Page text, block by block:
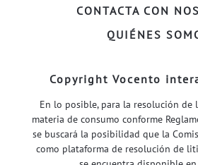
CONTACTA CON
QUIÉNES
Copyright Vocento
En lo posible, para la resolución
materia de consumo conforme
se buscará la posibilidad que la
como plataforma de resolución de